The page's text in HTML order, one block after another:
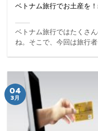
ベトナム旅行でお土産を
ベトナム旅行ではたくさ
ね。そこで、今回は旅行
04
3月